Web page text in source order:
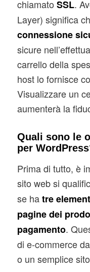
chiamato SSL.
Layer) significa
connessione
sicure
carrello della
host lo fornisce
Visualizzare un
aumenterà la
Quali sono le
per
Prima di tutto, è
sito web si
se hatre
pagine dei
pagamento.
di e-commerce
o un semplice